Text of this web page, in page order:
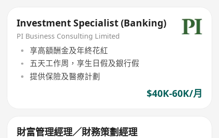
Investment Specialist (Banking)
PI Business Consulting Limited
享高額酬金及年終花紅
五天工作周，享生日假及銀行假
提供保險及醫療計劃
$40K-60K/月
財富管理經理／財務策劃經理